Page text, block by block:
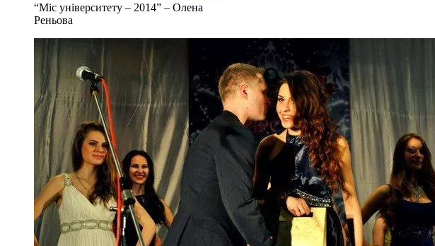
“Міс університету – 2014” – Олена
Реньова